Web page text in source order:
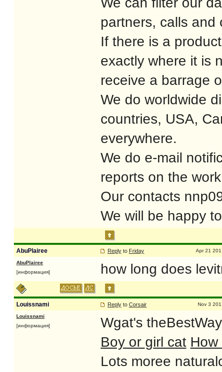
partners, calls and
If there is a
exactly where it is
receive a barrage
We do worldwide
countries, USA,
everywhere.
We do e-mail
reports on the
Our contacts
We will be happy
AbuPlairee Reply to Friday Apr 21
AbuPlairee
[информация]
how long does
Louissnami Reply to Corsair Nov 3
Louissnami
[информация]
Wgat's
Boy or girl cat
Lots moree